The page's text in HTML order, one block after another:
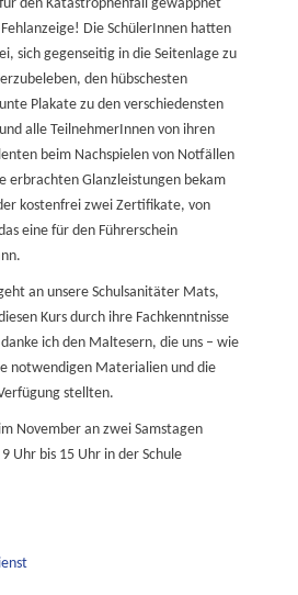
den Katastrophenfall gewappnet
Die SchülerInnen hatten
sich gegenseitig in die Seitenlage zu
den hübschesten
Plakate zu den verschiedensten
alle TeilnehmerInnen von ihren
beim Nachspielen von Notfällen
erbrachten Glanzleistungen bekam
kostenfrei zwei Zertifikate, von
eine für den Führerschein
an unsere Schulsanitäter Mats,
Kurs durch ihre Fachkenntnisse
ich den Maltesern, die uns – wie
notwendigen Materialien und die
stellten.
November an zwei Samstagen
Uhr bis 15 Uhr in der Schule